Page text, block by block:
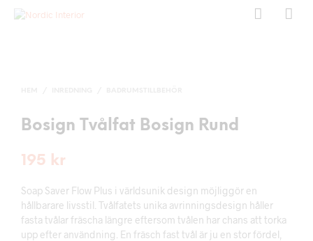
Bosign Tvålfat Bosign Rund
195 kr
Soap Saver Flow Plus i världsunik design möjliggör en
hållbarare livsstil. Tvålfatets unika avrinningsdesign håller
fasta tvålar fräscha längre eftersom tvålen har chans att torka
upp efter användning. En fräsch fast tvål är ju en stor fördel,